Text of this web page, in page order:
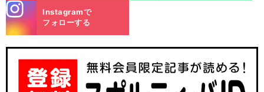
m
Instagramで
フォローする